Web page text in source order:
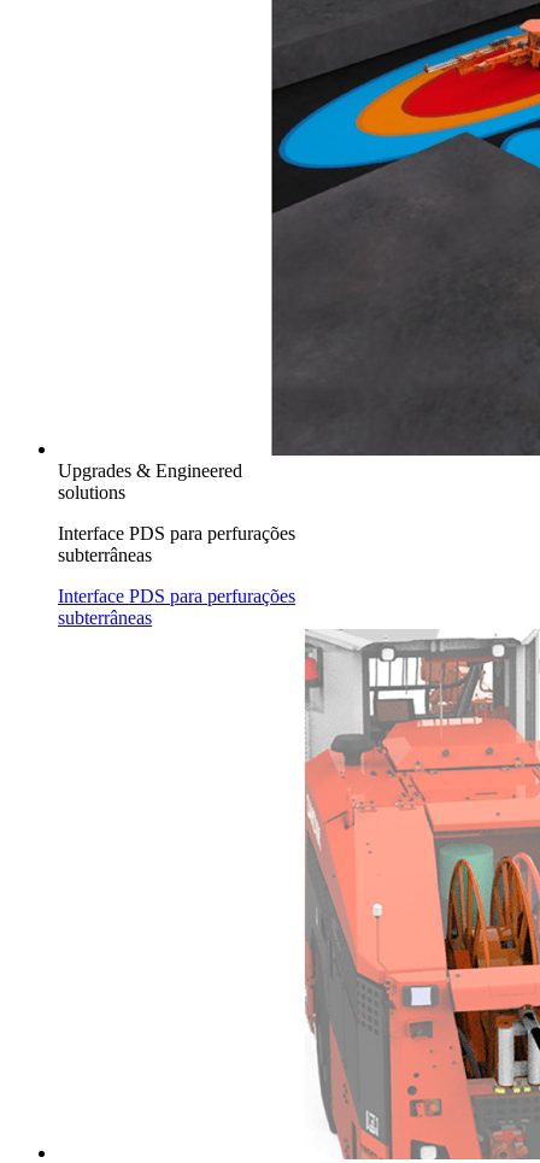
Upgrades & Engineered
solutions
Interface PDS para perfurações
subterrâneas
Interface PDS para perfurações
subterrâneas